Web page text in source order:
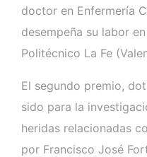
doctor en Enfermería
desempeña su labor
Politécnico La Fe
El segundo premio,
sido para la
heridas relacionadas
por Francisco José